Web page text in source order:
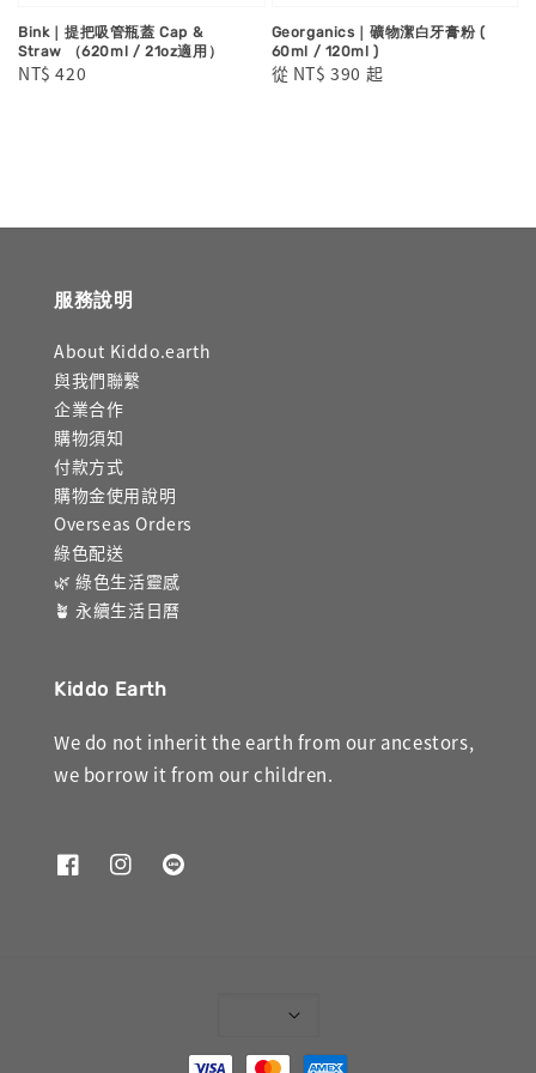
Bink｜提把吸管瓶蓋 Cap &
Straw （620ml / 21oz適用）
Regular
NT$ 420
Georganics｜礦物潔白牙膏粉 (
60ml / 120ml )
Regular
從 NT$ 390 起
服務說明
About Kiddo.earth
與我們聯繫
企業合作
購物須知
付款方式
購物金使用說明
Overseas Orders
綠色配送
🌿 綠色生活靈感
🪴 永續生活日曆
Kiddo Earth
We do not inherit the earth from our ancestors,
we borrow it from our children.